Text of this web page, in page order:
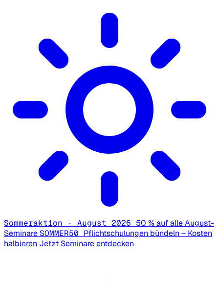
Sommeraktion · August 2026 50 % auf alle August-
SeminareSOMMER50 Pflichtschulungen bündeln – Kosten
halbieren Jetzt Seminare entdecken